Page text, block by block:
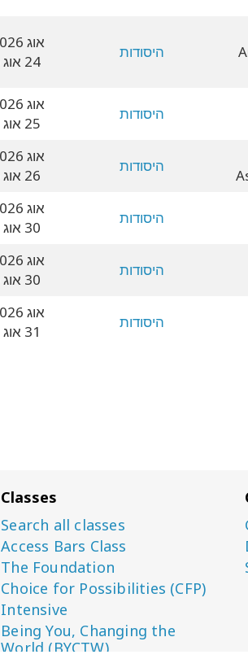
21 אוג 2026
24 אוג 2026
היסודות
22 אוג 2026
25 אוג 2026
היסודות
23 אוג 2026
26 אוג 2026
היסודות
27 אוג 2026
30 אוג 2026
היסודות
27 אוג 2026
30 אוג 2026
היסודות
28 אוג 2026
31 אוג 2026
היסודות
Classes
Search all classes
Access Bars Class
The Foundation
Choice for Possibilities (CFP)
Intensive
Being You, Changing the
World (BYCTW)